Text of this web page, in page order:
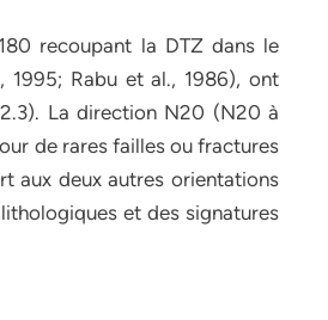
recoupant la DTZ dans le
Rabu et al., 1986), ont
La direction N20 (N20 à
de rares failles ou fractures
aux deux autres orientations
et des signatures